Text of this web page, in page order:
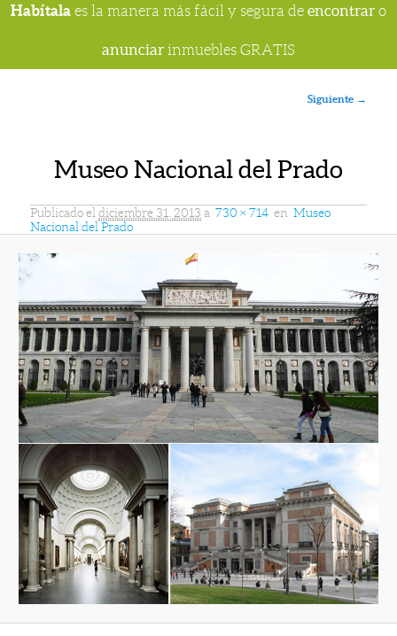
Habítala es la manera más fácil y segura de encontrar o
anunciar inmuebles GRATIS
Siguiente →
Museo Nacional del Prado
Publicado el diciembre 31, 2013 a 730 × 714 en Museo
Nacional del Prado